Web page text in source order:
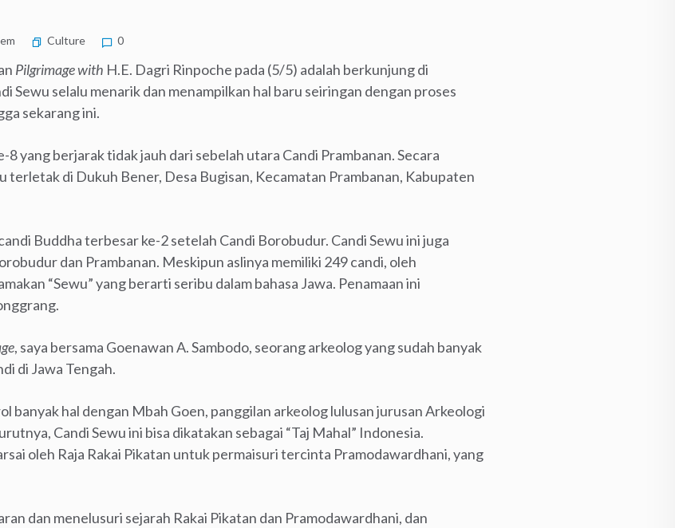
Culture 0
Pilgrimage with H.E. Dagri Rinpoche pada (5/5) adalah berkunjung di
Sewu selalu menarik dan menampilkan hal baru seiringan dengan proses
sekarang ini.
8 yang berjarak tidak jauh dari sebelah utara Candi Prambanan. Secara
terletak di Dukuh Bener, Desa Bugisan, Kecamatan Prambanan, Kabupaten
Buddha terbesar ke-2 setelah Candi Borobudur. Candi Sewu ini juga
dan Prambanan. Meskipun aslinya memiliki 249 candi, oleh
“Sewu” yang berarti seribu dalam bahasa Jawa. Penamaan ini
, saya bersama Goenawan A. Sambodo, seorang arkeolog yang sudah banyak
di Jawa Tengah.
banyak hal dengan Mbah Goen, panggilan arkeolog lulusan jurusan Arkeologi
Candi Sewu ini bisa dikatakan sebagai “Taj Mahal” Indonesia.
oleh Raja Rakai Pikatan untuk permaisuri tercinta Pramodawardhani, yang
dan menelusuri sejarah Rakai Pikatan dan Pramodawardhani, dan